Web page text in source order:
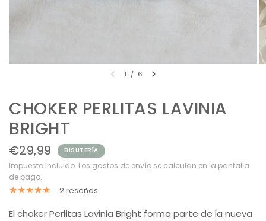
1 / 6
CHOKER PERLITAS LAVINIA
BRIGHT
€29,99 BISUTERÍA
Impuesto incluido. Los gastos de envío se calculan en la pantalla
de pago.
2 reseñas
El choker Perlitas Lavinia Bright forma parte de la nueva